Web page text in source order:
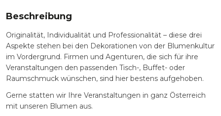
Beschreibung
Originalität, Individualität und Professionalität – diese drei
Aspekte stehen bei den Dekorationen von der Blumenkultur
im Vordergrund. Firmen und Agenturen, die sich für ihre
Veranstaltungen den passenden Tisch-, Buffet- oder
Raumschmuck wünschen, sind hier bestens aufgehoben.
Gerne statten wir Ihre Veranstaltungen in ganz Österreich
mit unseren Blumen aus.